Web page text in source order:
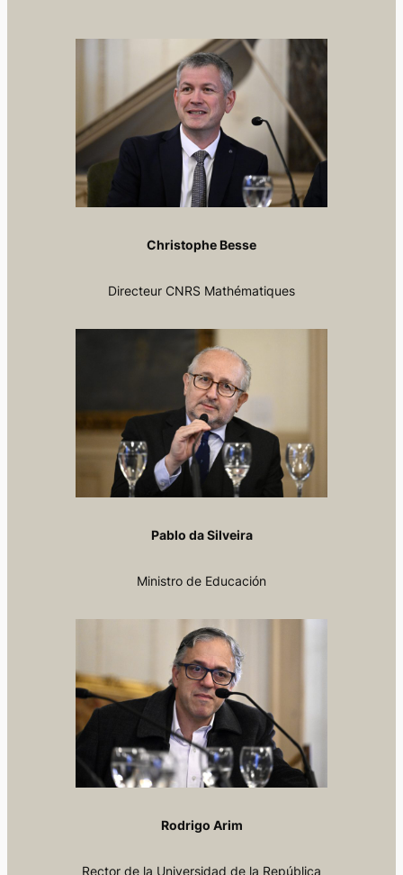
Christophe Besse
Directeur CNRS Mathématiques
Pablo da Silveira
Ministro de Educación
Rodrigo Arim
Rector de la Universidad de la República